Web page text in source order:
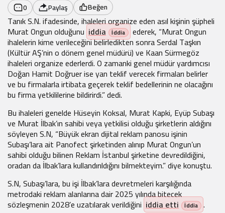
0
Paylaş Beğen
Tanık S.N. ifadesinde, ihaleleri organize eden asıl kişinin şüpheli
Murat Ongun olduğunu iddia ederek, “Murat Ongun
ihalelerin kime verileceğini belirledikten sonra Serdal Taşkın
(Kültür AŞ’nin o dönem genel müdürü) ve Kaan Sürmegöz
ihaleleri organize ederlerdi. O zamanki genel müdür yardımcısı
Doğan Hamit Doğruer ise yan teklif verecek firmaları belirler
ve bu firmalarla irtibata geçerek teklif bedellerinin ne olacağını
bu firma yetkililerine bildirirdi.” dedi.
Bu ihaleleri genelde Hüseyin Koksal, Murat Kapki, Eyüp Subaşı
ve Murat İlbak’ın sahibi veya yetkilisi olduğu şirketlerin aldığını
söyleyen S.N, “Büyük ekran dijital reklam panosu işinin
Subaşı’lara ait Panofect şirketinden alınıp Murat Ongun’un
sahibi olduğu bilinen Reklam İstanbul şirketine devredildiğini,
oradan da İlbak’lara kullandırıldığını bilmekteyim.” diye konuştu.
S.N, Subaşı’lara, bu işi İlbak’lara devretmeleri karşılığında
metrodaki reklam alanlarına dair 2025 yılında bitecek
sözleşmenin 2028’e uzatılarak verildiğini iddia etti
.